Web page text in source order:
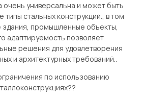
универсальна и может быть
типы стальных конструкций., в том
промышленные объекты,
адаптируемость позволяет
решения для удовлетворения
и архитектурных требований..
по использованию